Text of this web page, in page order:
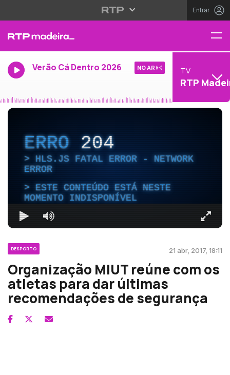
Entrar
Verão Cá Dentro 2026 NO AR TV
RTP
ERRO204
HLS.JS FATAL ERROR - NETWORK
ERROR
ESTE CONTEÚDO ESTÁ NESTE
MOMENTO INDISPONÍVEL
DESPORTO 21 abr, 2017, 18:11
Organização MIUT reúne com os
atletas para dar últimas
recomendações de segurança